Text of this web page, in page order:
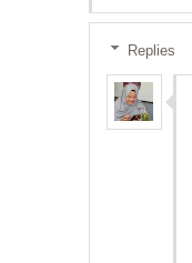
Replies